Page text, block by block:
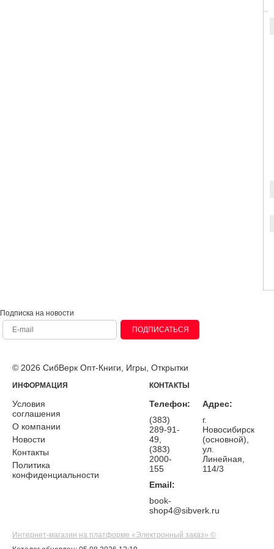
Подписка на новости
ПОДПИСАТЬСЯ
© 2026 СибВерк Опт-Книги, Игры, Открытки
ИНФОРМАЦИЯ
Условия
соглашения
О компании
Новости
Контакты
Политика
конфиденциальности
КОНТАКТЫ
Телефон:
(383)
289-91-
49,
(383)
2000-
155
Email:
book-
shop4@sibverk.ru
Адрес:
г.
Новосибирск
(основной),
ул.
Линейная,
114/3
Интернет-магазин на платформе «Электронный заказ» ©